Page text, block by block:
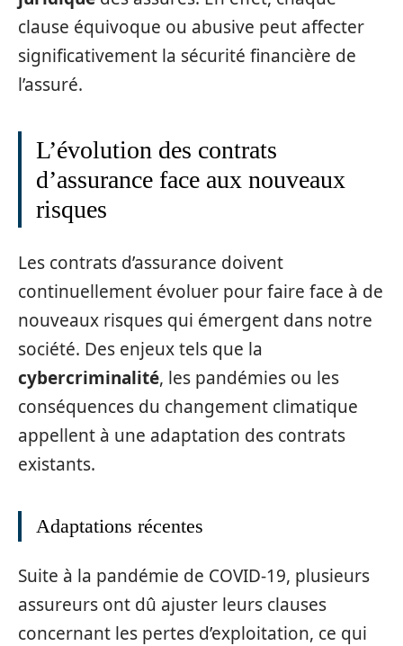
clause équivoque ou abusive peut affecter
significativement la sécurité financière de
l’assuré.
L’évolution des contrats
d’assurance face aux nouveaux
risques
Les contrats d’assurance doivent
continuellement évoluer pour faire face à de
nouveaux risques qui émergent dans notre
société. Des enjeux tels que la
cybercriminalité, les pandémies ou les
conséquences du changement climatique
appellent à une adaptation des contrats
existants.
Adaptations récentes
Suite à la pandémie de COVID-19, plusieurs
assureurs ont dû ajuster leurs clauses
concernant les pertes d’exploitation, ce qui